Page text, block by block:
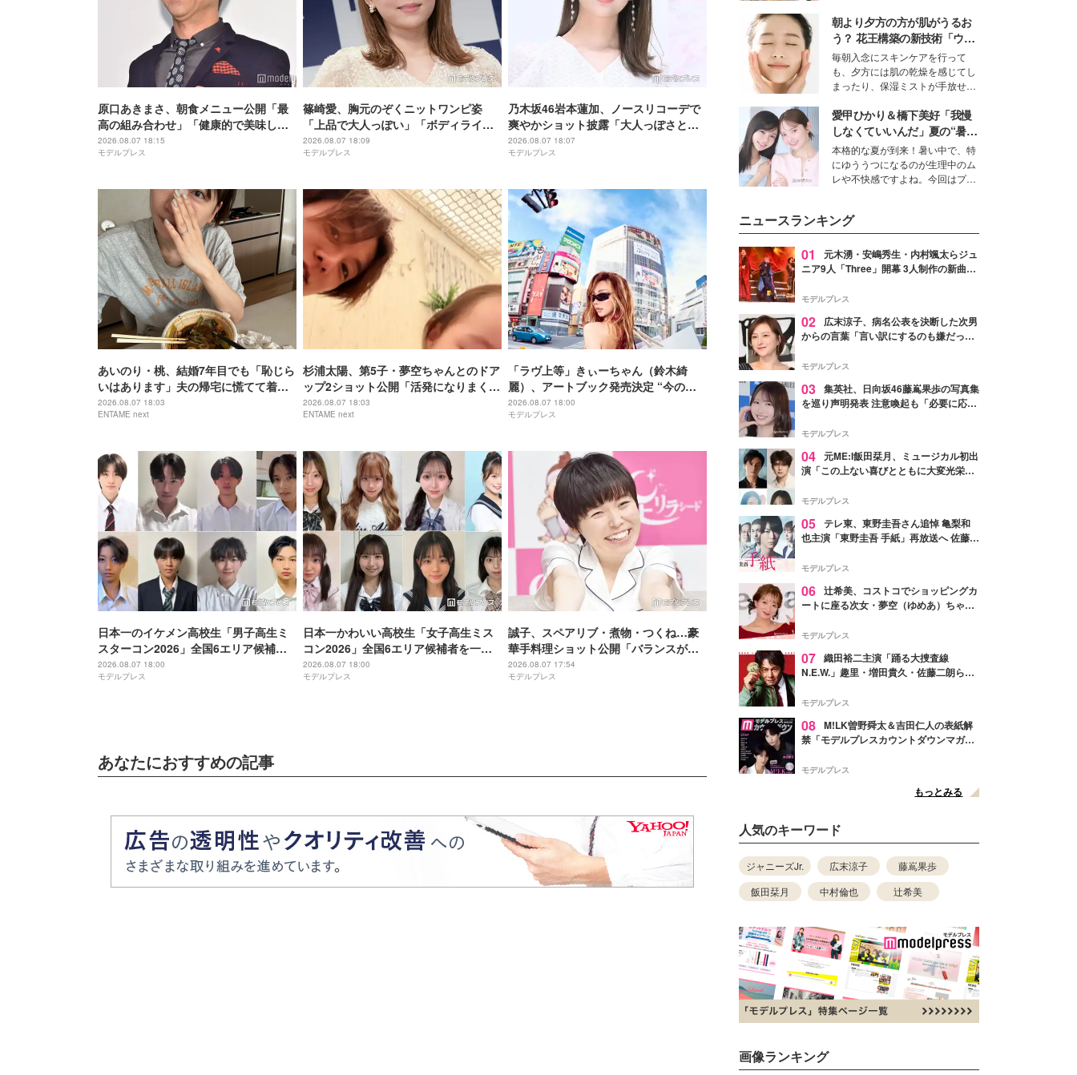
原口あきまさ、朝食メニュー公開「最
高の組み合わせ」「健康的で美味しそ
う」の声
2026.08.07 18:15
モデルプレス
篠崎愛、胸元のぞくニットワンピ姿
「上品で大人っぽい」「ボディライン
憧れる」
2026.08.07 18:09
モデルプレス
乃木坂46岩本蓮加、ノースリコーデで
爽やかショット披露「大人っぽさと可
愛さが完璧に共存してる」「眩しい」
2026.08.07 18:07
モデルプレス
あいのり・桃、結婚7年目でも「恥じら
いはあります」夫の帰宅に慌てて着替
え
2026.08.07 18:03
ENTAME next
杉浦太陽、第5子・夢空ちゃんとのドア
ップ2ショット公開「活発になりまく
り」
2026.08.07 18:03
ENTAME next
「ラヴ上等」きぃーちゃん（鈴木綺
麗）、アートブック発売決定 “今の渋
谷”を若者たちの圧倒的な熱量で発信
2026.08.07 18:00
モデルプレス
日本一のイケメン高校生「男子高生ミ
スターコン2026」全国6エリア候補者
を一挙公開 投票スタート
2026.08.07 18:00
モデルプレス
日本一かわいい高校生「女子高生ミス
コン2026」全国6エリア候補者を一挙
公開 投票スタート
2026.08.07 18:00
モデルプレス
誠子、スペアリブ・煮物・つくね…豪
華手料理ショット公開「バランスが良
くて健康的」「夏でもぺろっと食べれ
そう」
2026.08.07 17:54
モデルプレス
あなたにおすすめの記事
ションの完成度を高めるベースと
して、“髪そのものの美しさ”に改
めて注目する人が増えている様
子。今回は、そんな憧れの艶やか
な髪を日常で叶える、美容好きの
女性たちのヘアケア事情を紹介し
ます。
朝より夕方の方が肌がうるお
う？ 花王構築の新技術「ウォ
ーターキャプチャリングスキ
ン（捕水肌）」がスキンケア
の常識を変える予感
毎朝入念にスキンケアを行って
も、夕方には肌の乾燥を感じてし
まったり、保湿ミストが手放せな
な美容の常識を大きく変える可能
性を秘めた、革新的な「Water
Capturing Skin（ウォーターキャ
プチャリングスキン：捕水肌）」
技術を、花王が構築した。
愛甲ひかり＆橋下美好「我慢
しなくていいんだ」夏の“暑さ
対策”の新しい選択肢とは？
本格的な夏が到来！暑い中で、特
にゆううつになるのが生理中のム
レや不快感ですよね。今回はプラ
好さんを迎えて本音で女子会トー
ク。猛暑のお出かけを快適に過ご
すヒントや、2人が感動した夏の
生理の新常識にも迫りました。
ニュースランキング
01
元木湧・安嶋秀生・内村颯太らジュ
ニア9人「Three」開幕 3人制作の新曲＆
進んで夢を掴みたい」【ゲネプロレポ】
モデルプレス
02
広末涼子、病名公表を決断した次男
からの言葉「言い訳にするのも嫌だっ
モデルプレス
03 集英社、日向坂46藤嶌果歩の写真集
を巡り声明発表 注意喚起も「必要に応じ
モデルプレス
04 元ME:I飯田栞月、ミュージカル初出
演「この上ない喜びとともに大変光栄」
ャスト発表
モデルプレス
05 テレ東、東野圭吾さん追悼 亀梨和
也主演「東野圭吾 手紙」再放送へ 佐藤隆
モデルプレス
06 辻希美、コストコでショッピングカ
ートに座る次女・夢空（ゆめあ）ちゃん
ぎ」「成長を感じる」の声
モデルプレス
07 織田裕二主演「踊る大捜査線
N.E.W.」趣里・増田貴久・佐藤二朗ら新
徴する“謎のキーワード”も
モデルプレス
08 M!LK曽野舜太＆吉田仁人の表紙解
禁「モデルプレスカウントダウンマガジ
モデルプレス
もっとみる
人気のキーワード
ジャニーズJr. 広末涼子
藤嶌果歩
飯田栞月
中村倫也 辻希美
画像ランキング